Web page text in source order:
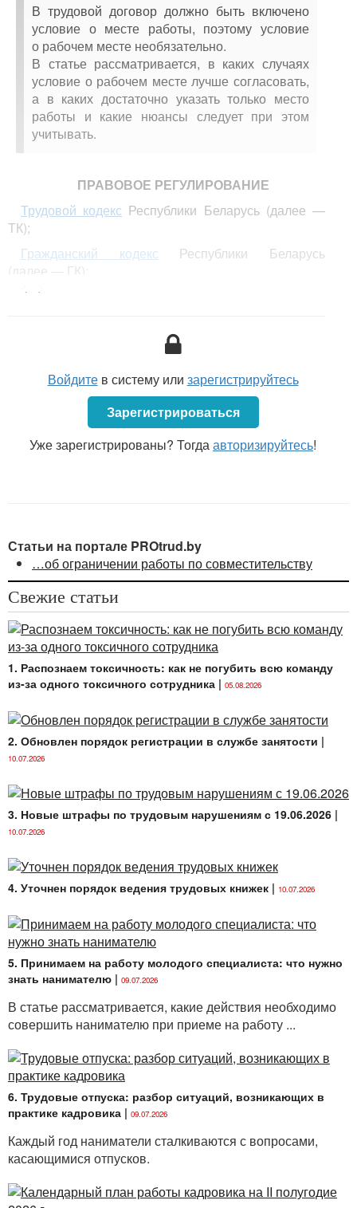
В трудовой договор должно быть включено
условие о месте работы, поэтому условие
о рабочем месте необязательно.
В статье рассматривается, в каких случаях
условие о рабочем месте лучше согласовать,
а в каких достаточно указать только место
работы и какие нюансы следует при этом
учитывать.
ПРАВОВОЕ РЕГУЛИРОВАНИЕ
Трудовой кодекс Республики Беларусь (далее —
ТК);
Гражданский кодекс Республики Беларусь
(далее — ГК);
постановление
некоторых вопросах применения судами
законодательства о труде» (далее — постановление
УСЛОВИЕ О РАБОЧЕМ МЕСТЕ В ТРУДОВОМ
ДОГОВОРЕ
месте работы с указанием
структурного подразделения, в которое работник
организацию, куда лицо принимается на работу.
Место нахождения юридического
лицаопределяетсяместом нахождения его
постоянно действующего исполнительного
органа(административно-территориальная
единица, населенный пункт, а также дом, квартира
или иное помещение, если они имеются), а в случае
отсутствия постоянно действующего
исполнительного органа — иного органа или лица,
лица без доверенности (п. 2 ст. 50 ГК).
Место работы охватывает не всю территорию
соответствующего населенного пункта, а только ее
часть, на которой осуществляется производственная
и иная деятельность нанимателя.
Понятия «место работы» и «рабочее
место» нужно различать.
Войдитев систему или зарегистрируйтесь
Зарегистрироваться
Уже зарегистрированы? Тогдаавторизируйтесь!
Статьи на портале PROtrud.by
…об ограничении работы по совместительству
Свежие статьи
1. Распознаем токсичность: как не погубить всю команду
из-за одного токсичного сотрудника | 05.08.2026
2. Обновлен порядок регистрации в службе занятости |
10.07.2026
3. Новые штрафы по трудовым нарушениям с 19.06.2026 |
10.07.2026
4. Уточнен порядок ведения трудовых книжек | 10.07.2026
5. Принимаем на работу молодого специалиста: что нужно
знать нанимателю | 09.07.2026
В статье рассматривается, какие действия необходимо
совершить нанимателю при приеме на работу ...
6. Трудовые отпуска: разбор ситуаций, возникающих в
практике кадровика | 09.07.2026
Каждый год наниматели сталкиваются с вопросами,
касающимися отпусков.